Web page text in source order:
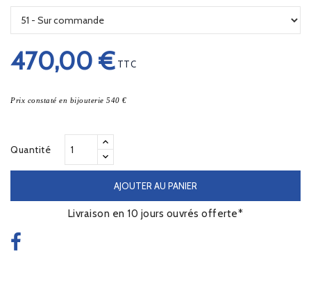
470,00 € TTC
Prix constaté en bijouterie 540 €
Quantité
AJOUTER AU PANIER
Livraison en 10 jours ouvrés offerte*